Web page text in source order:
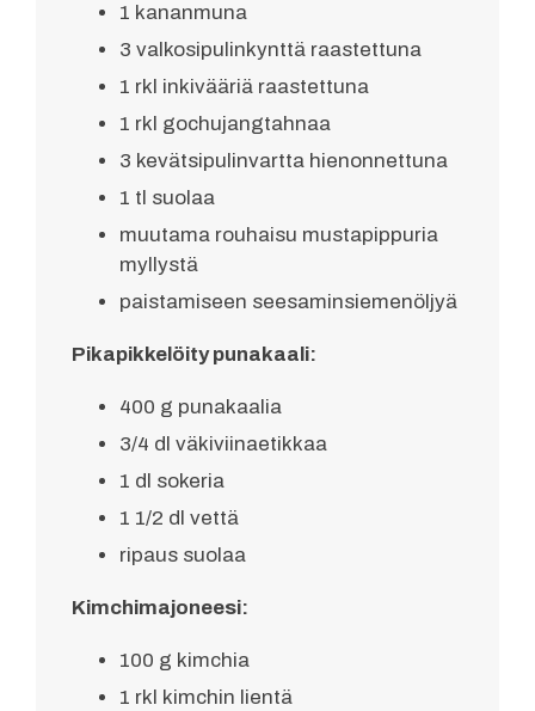
1 kananmuna
3 valkosipulinkynttä raastettuna
1 rkl inkivääriä raastettuna
1 rkl gochujangtahnaa
3 kevätsipulinvartta hienonnettuna
1 tl suolaa
muutama rouhaisu mustapippuria
myllystä
paistamiseen seesaminsiemenöljyä
Pikapikkelöity punakaali:
400 g punakaalia
3/4 dl väkiviinaetikkaa
1 dl sokeria
1 1/2 dl vettä
ripaus suolaa
Kimchimajoneesi:
100 g kimchia
1 rkl kimchin lientä